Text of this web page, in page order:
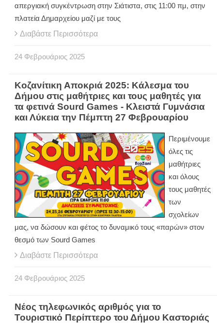
απεργιακή συγκέντρωση στην Σιάτιστα, στις 11:00 πμ, στην
πλατεία Δημαρχείου μαζί με τους
Διαβάστε Περισσότερα
24 Φεβρουάριος 2025
Κοζανίτικη Αποκριά 2025: Κάλεσμα του
Δήμου στις μαθήτριες και τους μαθητές για
τα φετινά Sourd Games - Κλειστά Γυμνάσια
και Λύκεια την Πέμπτη 27 Φεβρουαρίου
Περιμένουμε
όλες τις
μαθήτριες
και όλους
τους μαθητές
των
σχολείων
μας, να δώσουν και φέτος το δυναμικό τους «παρών» στον
θεσμό των Sourd Games
Διαβάστε Περισσότερα
24 Φεβρουάριος 2025
Νέος τηλεφωνικός αριθμός για το
Τουριστικό Περίπτερο του Δήμου Καστοριάς